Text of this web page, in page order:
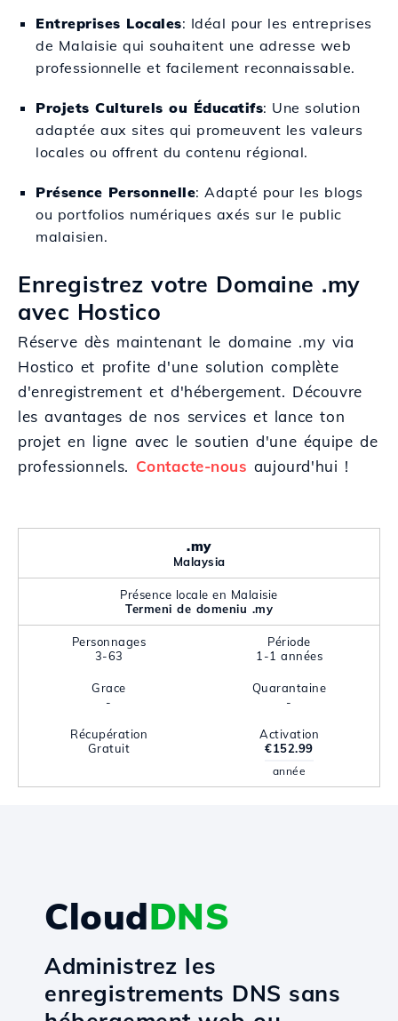
Entreprises Locales: Idéal pour les entreprises
de Malaisie qui souhaitent une adresse web
professionnelle et facilement reconnaissable.
Projets Culturels ou Éducatifs: Une solution
adaptée aux sites qui promeuvent les valeurs
locales ou offrent du contenu régional.
Présence Personnelle: Adapté pour les blogs
ou portfolios numériques axés sur le public
malaisien.
Enregistrez votre Domaine .my
avec Hostico
Réserve dès maintenant le domaine .my via
Hostico et profite d'une solution complète
d'enregistrement et d'hébergement. Découvre
les avantages de nos services et lance ton
projet en ligne avec le soutien d'une équipe de
professionnels. Contacte-nous aujourd'hui !
.my
Malaysia
Présence locale en Malaisie
Termeni de domeniu .my
Personnages
3-63
Période
1-1 années
Grace
-
Quarantaine
-
Récupération
Gratuit
Activation
€152.99
année
CloudDNS
Administrez les
enregistrements DNS sans